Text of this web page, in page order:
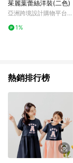
茱麗葉蕾絲洋裝(二色)
亞洲跨境設計購物平台
1%
熱銷排行榜